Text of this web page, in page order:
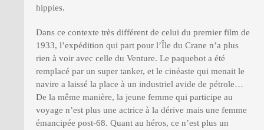
hippies.
Dans ce contexte très différent de celui du premier film de
1933, l’expédition qui part pour l’Île du Crane n’a plus
rien à voir avec celle du Venture. Le paquebot a été
remplacé par un super tanker, et le cinéaste qui menait le
navire a laissé la place à un industriel avide de pétrole…
De la même manière, la jeune femme qui participe au
voyage n’est plus une actrice à la dérive mais une femme
émancipée post-68. Quant au héros, ce n’est plus un